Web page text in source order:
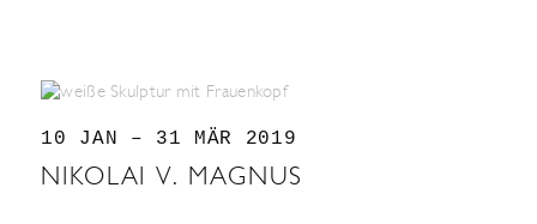
10 JAN – 31 MÄR 2019
NIKOLAI V. MAGNUS